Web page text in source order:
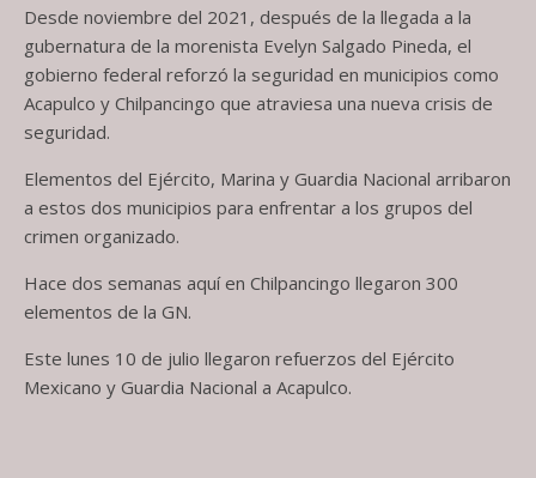
Desde noviembre del 2021, después de la llegada a la
gubernatura de la morenista Evelyn Salgado Pineda, el
gobierno federal reforzó la seguridad en municipios como
Acapulco y Chilpancingo que atraviesa una nueva crisis de
seguridad.
Elementos del Ejército, Marina y Guardia Nacional arribaron
a estos dos municipios para enfrentar a los grupos del
crimen organizado.
Hace dos semanas aquí en Chilpancingo llegaron 300
elementos de la GN.
Este lunes 10 de julio llegaron refuerzos del Ejército
Mexicano y Guardia Nacional a Acapulco.